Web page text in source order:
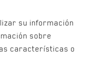
su información
sobre
características o